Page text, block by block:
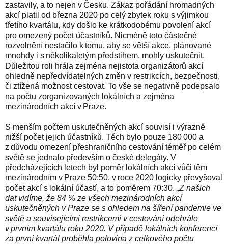
zastavily, a to nejen v Česku. Zákaz pořádání hromadných
akcí platil od března 2020 po celý zbytek roku s výjimkou
třetího kvartálu, kdy došlo ke krátkodobému povolení akcí
pro omezený počet účastníků. Nicméně toto částečné
rozvolnění nestačilo k tomu, aby se větší akce, plánované
mnohdy i s několikaletým předstihem, mohly uskutečnit.
Důležitou roli hrála zejména nejistota organizátorů akcí
ohledně nepředvídatelných změn v restrikcích, bezpečnosti,
či ztížená možnost cestovat. To vše se negativně podepsalo
na počtu zorganizovaných lokálních a zejména
mezinárodních akcí v Praze.
S menším počtem uskutečněných akcí souvisí i výrazně
nižší počet jejich účastníků. Těch bylo pouze 180 000 a
z důvodu omezení přeshraničního cestování téměř po celém
světě se jednalo především o české delegáty. V
předcházejících letech byl poměr lokálních akcí vůči těm
mezinárodním v Praze 50:50, v roce 2020 logicky převyšoval
počet akcí s lokální účastí, a to poměrem 70:30. „Z našich
dat vidíme, že 84 % ze všech mezinárodních akcí
uskutečněných v Praze se s ohledem na šíření pandemie ve
světě a souvisejícími restrikcemi v cestování odehrálo
v prvním kvartálu roku 2020. V případě lokálních konferencí
za první kvartál proběhla polovina z celkového počtu